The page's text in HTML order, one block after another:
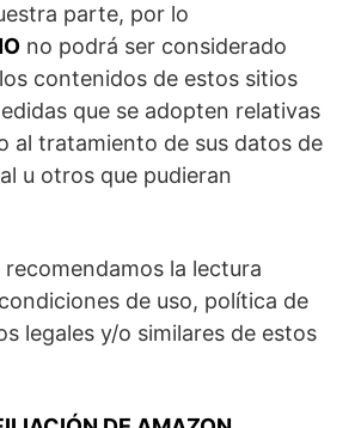
parte, por lo
no podrá ser considerado
contenidos de estos sitios
que se adopten relativas
al tratamiento de sus datos de
u otros que pudieran
la lectura
de uso, política de
legales y/o similares de estos